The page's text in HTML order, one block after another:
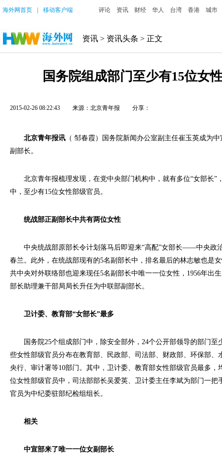
海外网首页 移动客户端 评论 资讯 财经 华人 台湾 香港 城市
资讯 > 资讯头条 > 正文
国务院组成部门至少有15位女
2015-02-26 08:22:43 来源：北京青年报 分享：
北京青年报讯 （ 邹春霞）国务院新闻办公室副主任崔玉英成为
副部长。
北京青年报梳理发现，在党中央部门机构中，就有多位“女部长”
中，至少有15位女性部级官员。
统战部正副部长中共有两位女性
中央统战部原部长令计划落马后即迎来“高配”女部长——中央政
春兰。此外，在统战部现有的5名副部长中，排名最后的林志敏也是
共中央对外联络部也迎来现任5名副部长中唯一一位女性，1956年出
部长助理兼干部局局长升任为中联部副部长。
卫计委、教育部“女部长”最多
国务院25个组成部门中，除安全部外，24个公开部领导的部门至
些女性部级官员分布在教育部、民政部、司法部、财政部、环保部、
央行、审计署等10部门。其中，卫计委、教育部女性部级官员最多，
位女性部级官员中，司法部部长吴爱英、卫计委主任李斌为部门一把
官员为中纪委驻部纪检组组长。
相关
中宣部来了唯一一位女副部长